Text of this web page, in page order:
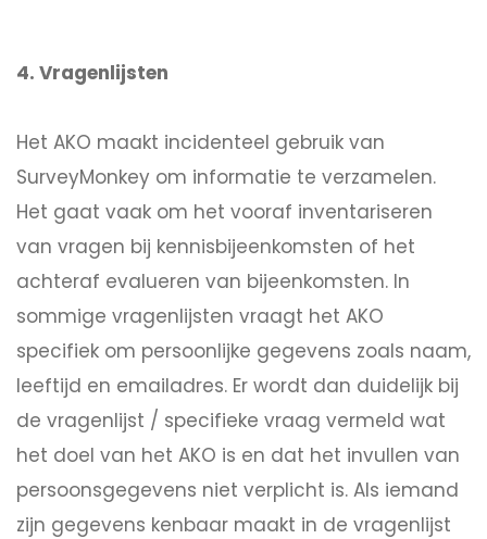
4. Vragenlijsten
Het AKO maakt incidenteel gebruik van
SurveyMonkey om informatie te verzamelen.
Het gaat vaak om het vooraf inventariseren
van vragen bij kennisbijeenkomsten of het
achteraf evalueren van bijeenkomsten. In
sommige vragenlijsten vraagt het AKO
specifiek om persoonlijke gegevens zoals naam,
leeftijd en emailadres. Er wordt dan duidelijk bij
de vragenlijst / specifieke vraag vermeld wat
het doel van het AKO is en dat het invullen van
persoonsgegevens niet verplicht is. Als iemand
zijn gegevens kenbaar maakt in de vragenlijst